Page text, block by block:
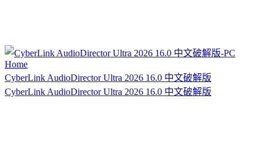
CyberLink AudioDirector Ultra 2026 16.0 中文破解版
CyberLink AudioDirector Ultra 2026 16.0 中文破解版